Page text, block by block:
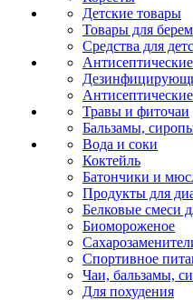
Детские товары
Товары для
Средства для
Травы и фиточаи
Бальзамы,
Вода и соки
Коктейль
Батончики и
Продукты для
Белковые смеси
Биомороженое
Спортивное
Чаи, бальзамы,
Для похудения